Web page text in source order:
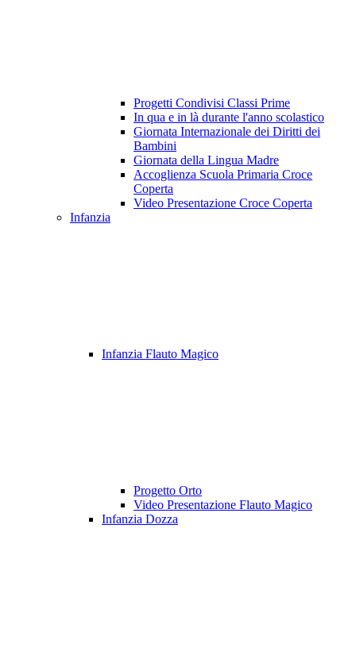
Progetti Condivisi Classi Prime
In qua e in là durante l'anno scolastico
Giornata Internazionale dei Diritti dei
Bambini
Giornata della Lingua Madre
Accoglienza Scuola Primaria Croce
Coperta
Video Presentazione Croce Coperta
Infanzia
Infanzia Flauto Magico
Progetto Orto
Video Presentazione Flauto Magico
Infanzia Dozza